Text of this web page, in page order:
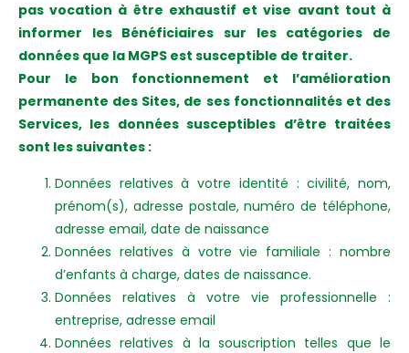
pas vocation à être exhaustif et vise avant tout à
informer les Bénéficiaires sur les catégories de
données que la MGPS est susceptible de traiter.
Pour le bon fonctionnement et l’amélioration
permanente des Sites, de ses fonctionnalités et des
Services, les données susceptibles d’être traitées
sont les suivantes :
Données relatives à votre identité : civilité, nom,
prénom(s), adresse postale, numéro de téléphone,
adresse email, date de naissance
Données relatives à votre vie familiale : nombre
d’enfants à charge, dates de naissance.
Données relatives à votre vie professionnelle :
entreprise, adresse email
Données relatives à la souscription telles que le